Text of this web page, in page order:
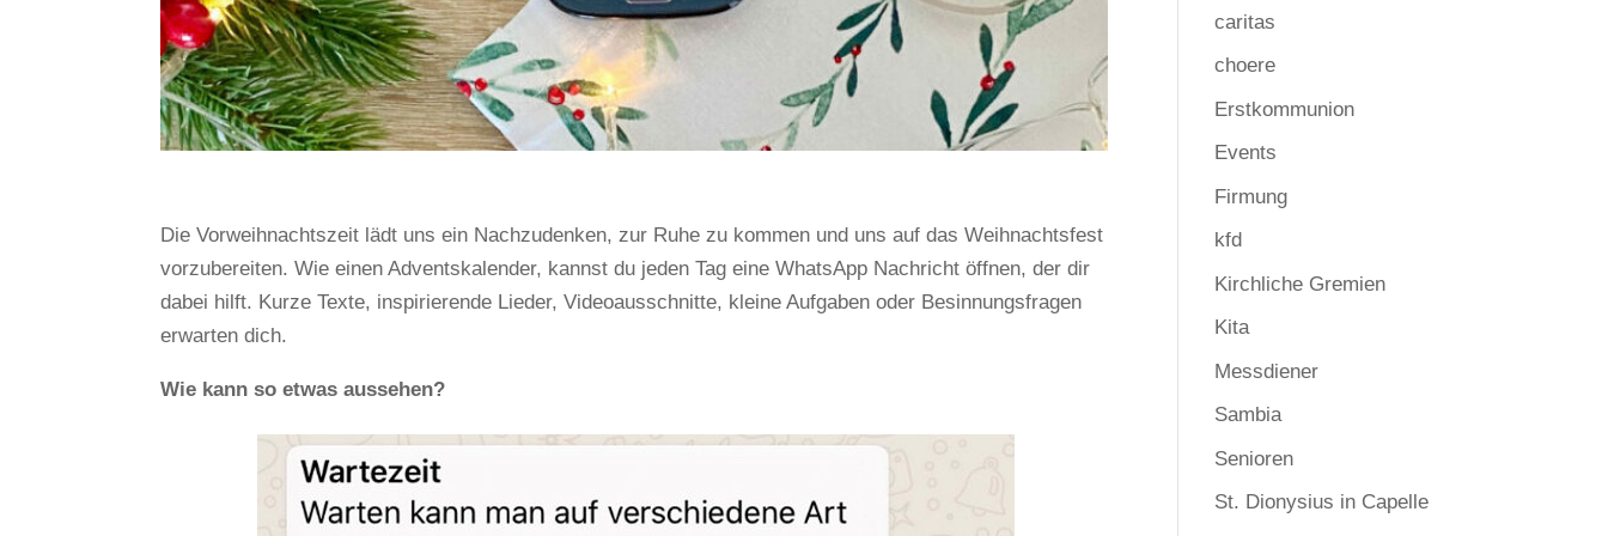
Die Vorweihnachtszeit lädt uns ein Nachzudenken, zur Ruhe zu kommen und uns auf das Weihnachtsfest
vorzubereiten. Wie einen Adventskalender, kannst du jeden Tag eine WhatsApp Nachricht öffnen, der dir
dabei hilft. Kurze Texte, inspirierende Lieder, Videoausschnitte, kleine Aufgaben oder Besinnungsfragen
erwarten dich.
Wie kann so etwas aussehen?
caritas
choere
Erstkommunion
Events
Firmung
kfd
Kirchliche Gremien
Kita
Messdiener
Sambia
Senioren
St. Dionysius in Capelle